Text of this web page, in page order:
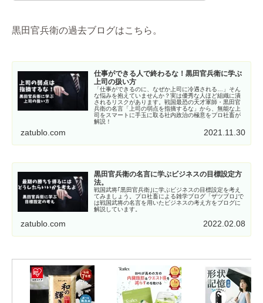
黒田官兵衛の過去ブログはこちら。
仕事ができる人で終わるな！黒田官兵衛に学ぶ
上司の扱い方
「仕事ができるのに、なぜか上司に冷遇される…」そん
な悩みを抱えていませんか？実は優秀な人ほど組織に潰
されるリスクがあります。戦国最恐の天才軍師・黒田官
兵衛の名言「上司の弱点を指摘するな」から、無能な上
司をスマートに手玉に取る社内政治の極意をプロ社畜が
解説！
zatublo.com 2021.11.30
黒田官兵衛の名言に学ぶビジネスの目標設定方
法。
戦国武将｢黒田官兵衛｣に学ぶビジネスの目標設定を考え
てみましょう。プロ社畜による雑学ブログ「ザツブロ｣で
は戦国武将の名言を用いたビジネスの考え方をブログに
解説しています。
zatublo.com 2022.02.08